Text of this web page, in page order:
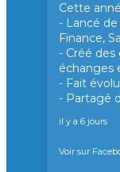
Cette
- Lancé de
Finance,
- Créé des
échanges
- Fait
- Partagé
il y a 6 jours
Voir sur